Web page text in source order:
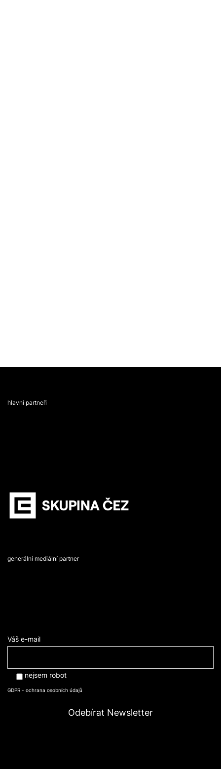
hlavní partneři
generální mediální partner
Váš e-mail
nejsem robot
GDPR - ochrana osobních údajů